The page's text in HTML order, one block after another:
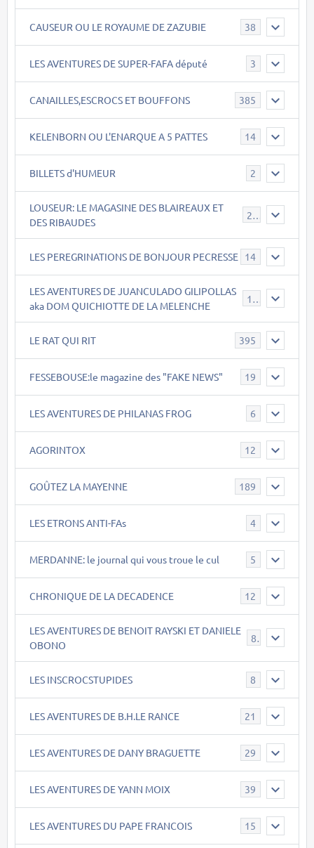
CAUSEUR OU LE ROYAUME DE ZAZUBIE 38
LES AVENTURES DE SUPER-FAFA député 3
CANAILLES,ESCROCS ET BOUFFONS 385
KELENBORN OU L'ENARQUE A 5 PATTES 14
BILLETS d'HUMEUR 2
LOUSEUR: LE MAGASINE DES BLAIREAUX ET
DES RIBAUDES
21
LES PEREGRINATIONS DE BONJOUR PECRESSE 14
LES AVENTURES DE JUANCULADO GILIPOLLAS
aka DOM QUICHIOTTE DE LA MELENCHE
119
LE RAT QUI RIT 395
FESSEBOUSE:le magazine des "FAKE NEWS" 19
LES AVENTURES DE PHILANAS FROG 6
AGORINTOX 12
GOÛTEZ LA MAYENNE 189
LES ETRONS ANTI-FAs 4
MERDANNE: le journal qui vous troue le cul 5
CHRONIQUE DE LA DECADENCE 12
LES AVENTURES DE BENOIT RAYSKI ET DANIELE
OBONO
8
LES INSCROCSTUPIDES 8
LES AVENTURES DE B.H.LE RANCE 21
LES AVENTURES DE DANY BRAGUETTE 29
LES AVENTURES DE YANN MOIX 39
LES AVENTURES DU PAPE FRANCOIS 15